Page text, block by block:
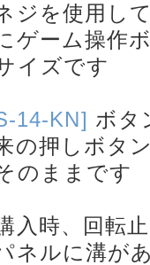
ジを使用し
ゲーム操作
イズです
14-KN] ボタ
の押しボタ
のままです
入時、回転
ネルに溝が